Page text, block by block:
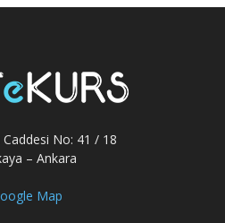
Caddesi No: 41 / 18
– Ankara
Map